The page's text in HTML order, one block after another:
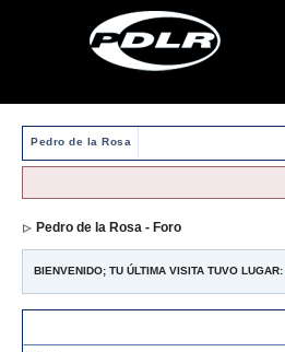
Pedro de la Rosa
Pedro de la Rosa - Foro
BIENVENIDO; TU ÚLTIMA VISITA TUVO LUGAR: